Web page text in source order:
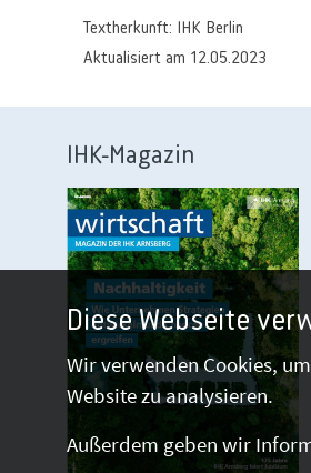
Textherkunft: IHK Berlin
Aktualisiert am 12.05.2023
IHK-Magazin
Diese Webseite
Wir verwenden Cookies,
Website zu analysieren.
Außerdem geben wir